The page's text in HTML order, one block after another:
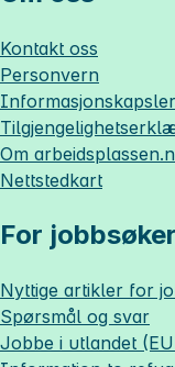
Kontakt oss
Personvern
Informasjonskapsler
Om
Nettstedkart
For
Nyttige artikler for
Spørsmål og svar
Jobbe i utlandet